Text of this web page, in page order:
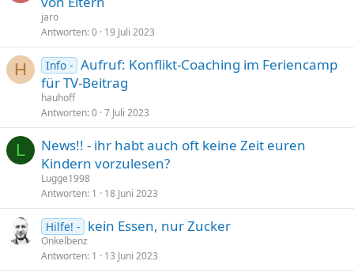
jaro
Antworten 0 19 Juli 2023
H Info - Aufruf: Konflikt-Coaching im Feriencamp
für TV-Beitrag
hauhoff
Antworten 0 7 Juli 2023
L
News!! - ihr habt auch oft keine Zeit euren
Kindern vorzulesen?
Lugge1998
Antworten 1 18 Juni 2023
Hilfe! - kein Essen, nur Zucker
Onkelbenz
Antworten 1 13 Juni 2023